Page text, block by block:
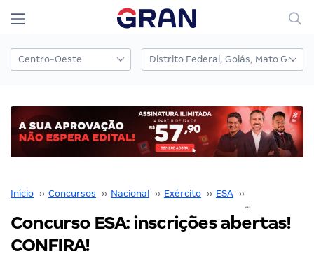
Início ›› Concursos ›› Nacional ›› Exército ›› ESA ››
Concurso ESA: inscrições abertas!
CONFIRA!